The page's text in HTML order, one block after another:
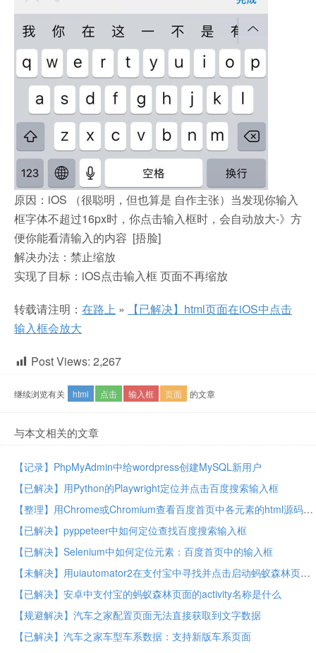
原因：iOS （很聪明，但也算是 自作主张）当发现你输入
框字体不超过16px时，你点击输入框时，会自动放大-》方
便你能看清输入的内容 [捂脸]
解决办法：禁止缩放
实现了目标：iOS点击输入框 页面不再缩放
转载请注明： 在路上 »
【已解决】html页面在iOS中点击
输入框会放大
Post Views: 2,267
继续浏览有关 html 点击 输入框 页面 的文章
与本文相关的文章
【记录】PhpMyAdmin中给wordpress创建MySQL新用户
【已解决】用Python的Playwright定位并点击百度搜索输入框
【整理】用Chrome或Chromium查看百度首页中各元素的html源码
【已解决】pyppeteer中如何定位查找百度搜索输入框
【已解决】Selenium中如何定位元素：百度首页中的输入框
【未解决】用uiautomator2在支付宝中寻找并点击启动蚂蚁森林页面
【已解决】安卓中支付宝的蚂蚁森林页面的activity名称是什么
【规避解决】汽车之家配置页面无法直接获取到文字数据
【已解决】汽车之家车型车系数据：支持新版车系页面